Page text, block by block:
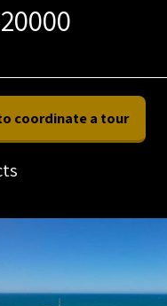
coordinate a tour